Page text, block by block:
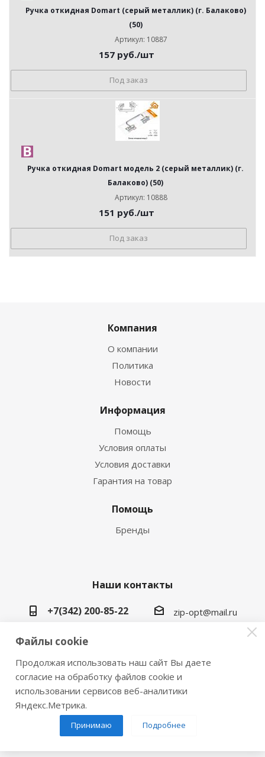
Ручка откидная Domart (серый металлик) (г. Балаково)
(50)
Артикул: 10887
157 руб./шт
Под заказ
Ручка откидная Domart модель 2 (серый металлик) (г.
Балаково) (50)
Артикул: 10888
151 руб./шт
Под заказ
Компания
О компании
Политика
Новости
Информация
Помощь
Условия оплаты
Условия доставки
Гарантия на товар
Помощь
Бренды
Наши контакты
+7(342) 200-85-22
zip-opt@mail.ru
г. Пермь, ул. Васильева, 5в
2026 © Замки инструмент плюс
Файлы cookie
Продолжая использовать наш сайт Вы даете
согласие на обработку файлов cookie и
использовании сервисов веб-аналитики
Яндекс.Метрика.
Принимаю Подробнее